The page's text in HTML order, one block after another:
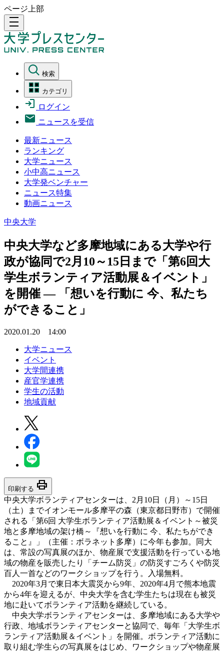
ページ上部
density_medium
検索
カテゴリ
ログイン
ニュースを受信
最新ニュース
ランキング
大学ニュース
小中高ニュース
大学発ベンチャー
ニュース特集
動画ニュース
中央大学
中央大学など多摩地域にある大学や行
政が協同で2月10～15日まで「第6回大
学生ボランティア活動展＆イベント」
を開催 — 「想いを行動に 今、私たち
ができること」
2020.01.20 14:00
大学ニュース
イベント
大学間連携
産官学連携
学生の活動
地域貢献
印刷する print
中央大学ボランティアセンターは、2月10日（月）～15日
（土）までイオンモール多摩平の森（東京都日野市）で開催
される「第6回 大学生ボランティア活動展＆イベント～被災
地と多摩地域の架け橋～『想いを行動に 今、私たちができ
ること』」（主催：ボラネット多摩）に今年も参加。同大
は、常設の写真展のほか、物産展で支援活動を行っている地
域の物産を販売したり「チーム防災」の防災すごろくや防災
百人一首などのワークショップを行う。入場無料。
2020年3月で東日本大震災から9年、2020年4月で熊本地震
から4年を迎えるが、中央大学を含む学生たちは現在も被災
地に赴いてボランティア活動を継続している。
中央大学ボランティアセンターは、多摩地域にある大学や
行政、地域ボランティアセンターと協同で、毎年「大学生ボ
ランティア活動展＆イベント」を開催。ボランティア活動に
取り組む学生らの写真展をはじめ、ワークショップや物産展